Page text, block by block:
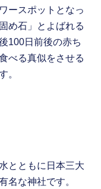
ースポットとなっ
め石」とよばれる
100日前後の赤ち
べる真似をさせる
。
とともに日本三大
名な神社です。